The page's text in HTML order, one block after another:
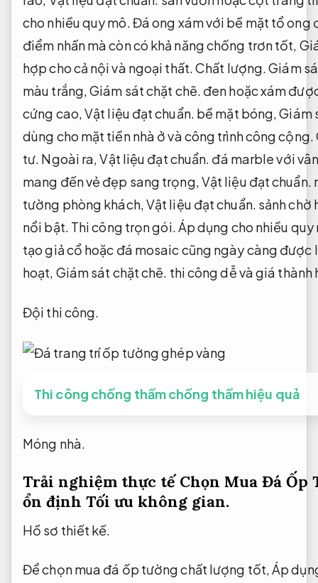
cho nhiều quy mô.Đá ong xám với bề mặt tổ ong
điểm nhấn mà còn có khả năng chống trơn tốt,
hợp cho cả nội và ngoại thất.Chất lượng.Giám
màu trắng,Giám sát chặt chẽ. đen hoặc xám
cứng cao,Vật liệu đạt chuẩn. bề mặt bóng,Giám
dùng cho mặt tiền nhà ở và công trình công cộng.
tư. Ngoài ra,Vật liệu đạt chuẩn. đá marble với
mang đến vẻ đẹp sang trọng,Vật liệu đạt chuẩn.
tường phòng khách,Vật liệu đạt chuẩn. sảnh chờ
nổi bật. Thi công trọn gói.Áp dụng cho nhiều quy
tạo giả cổ hoặc đá mosaic cũng ngày càng được
hoạt, Giám sát chặt chẽ. thi công dễ và giá thành
Đội thi công.
Thi công chống thấm chống thấm hiệu quả
Móng nhà.
Trải nghiệm thực tế Chọn Mua Đá Ốp
ổn định Tối ưu không gian.
Hồ sơ thiết kế.
Để chọn mua đá ốp tường chất lượng tốt,Áp